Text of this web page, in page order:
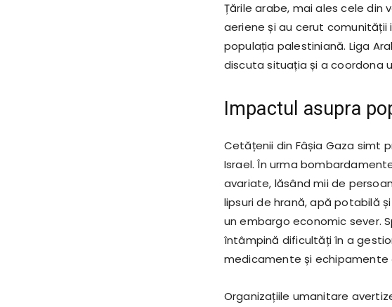
Țările arabe, mai ales cele din
aeriene și au cerut
populația palestiniană. Liga
discuta situația și a coordona
Impactul asupra
Cetățenii din Fâșia Gaza simt
Israel. În urma
avariate, lăsând mii de
lipsuri de hrană, apă potabilă
un embargo economic sever.
întâmpină dificultăți în a
medicamente și echipamente
Organizațiile umanitare